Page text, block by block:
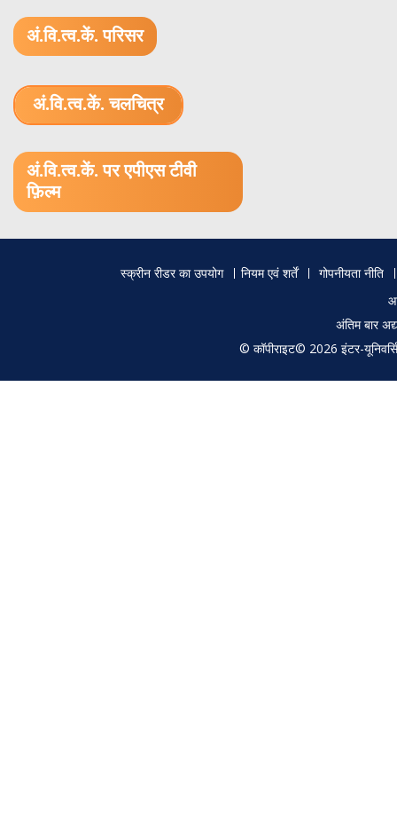
अं.वि.त्व.कें. परिसर
अं.वि.त्व.कें. चलचित्र
अं.वि.त्व.कें. पर एपीएस टीवी
फ़िल्म
स्क्रीन रीडर का उपयोग नियम एवं शर्तें
गोपनीयता नीति
अंतिम बार
© कॉपीराइट© 2026 इंटर-